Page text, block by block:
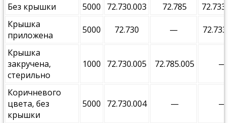
Без крышки 5000 72.730.003 72.785
Крышка
приложена
5000 72.730 —
Крышка
закручена,
стерильно
1000 72.730.005 72.785.005 —
Коричневого
цвета, без
крышки
5000 72.730.004 — —